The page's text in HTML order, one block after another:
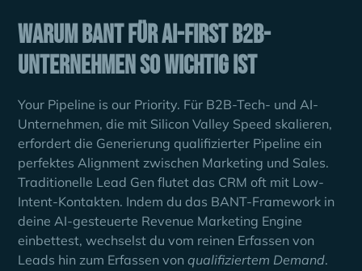
Warum BANT für AI-First B2B-
Unternehmen so wichtig ist
Your Pipeline is our Priority. Für B2B-Tech- und AI-
Unternehmen, die mit Silicon Valley Speed skalieren,
erfordert die Generierung qualifizierter Pipeline ein
perfektes Alignment zwischen Marketing und Sales.
Traditionelle Lead Gen flutet das CRM oft mit Low-
Intent-Kontakten. Indem du das BANT-Framework in
deine AI-gesteuerte Revenue Marketing Engine
einbettest, wechselst du vom reinen Erfassen von
Leads hin zum Erfassen vonqualifiziertem Demand.